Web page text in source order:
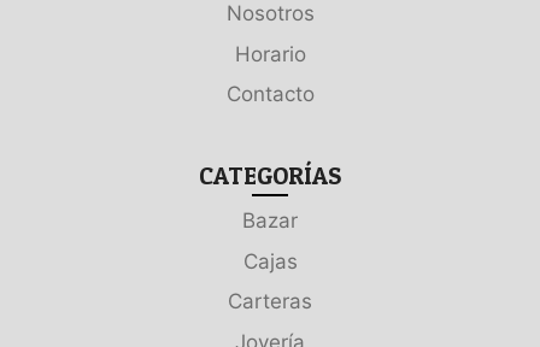
Nosotros
Horario
Contacto
CATEGORÍAS
Bazar
Cajas
Carteras
Joyería